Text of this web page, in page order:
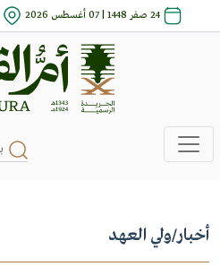
24 صفر 1448 | 07 أغسطس 2026
أخبار/ولي العهد